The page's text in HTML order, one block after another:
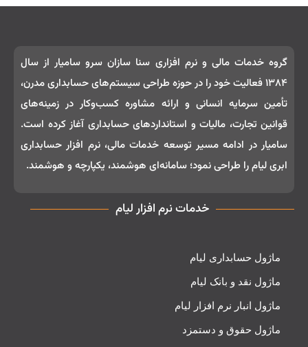
گروه خدمات مالی و نرم‌ افزاری سنا سازان سرو سامیار از سال
۱۳۸۴ فعالیت خود را در حوزه طراحی سیستم‌های حسابداری مدرن،
تأمین سرمایه انسانی و ارائه مشاوره کسب‌وکار در زمینه‌های
قوانین تجارت، مالیات و استانداردهای حسابداری آغاز کرده است.
سامیار در ادامه مسیر توسعه خدمات مالی، نرم‌ افزار حسابداری
ابری لیام را طراحی نمود؛ سامانه‌ای هوشمند، یکپارچه و هوشمند.
خدمات نرم افزار لیام
ماژول حسابداری لیام
ماژول نقد و بانک لیام
ماژول انبار نرم افزار لیام
ماژول حقوق و دستمزد